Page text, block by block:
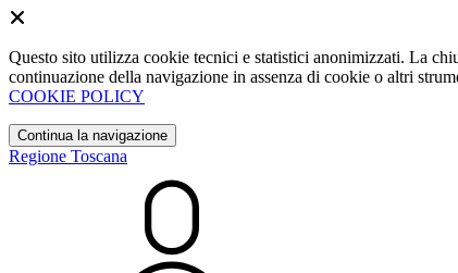
Questo sito utilizza cookie tecnici e statistici anonimizzati. La
continuazione della navigazione in assenza di cookie o altri
COOKIE POLICY
Continua la navigazione
Regione Toscana